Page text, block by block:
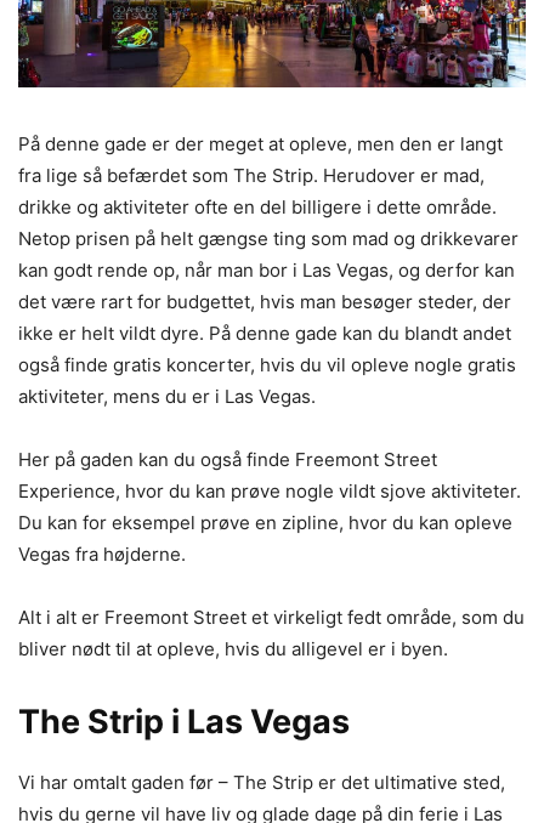
På denne gade er der meget at opleve, men den er langt
fra lige så befærdet som The Strip. Herudover er mad,
drikke og aktiviteter ofte en del billigere i dette område.
Netop prisen på helt gængse ting som mad og drikkevarer
kan godt rende op, når man bor i Las Vegas, og derfor kan
det være rart for budgettet, hvis man besøger steder, der
ikke er helt vildt dyre. På denne gade kan du blandt andet
også finde gratis koncerter, hvis du vil opleve nogle gratis
aktiviteter, mens du er i Las Vegas.
Her på gaden kan du også finde Freemont Street
Experience, hvor du kan prøve nogle vildt sjove aktiviteter.
Du kan for eksempel prøve en zipline, hvor du kan opleve
Vegas fra højderne.
Alt i alt er Freemont Street et virkeligt fedt område, som du
bliver nødt til at opleve, hvis du alligevel er i byen.
The Strip i Las Vegas
Vi har omtalt gaden før – The Strip er det ultimative sted,
hvis du gerne vil have liv og glade dage på din ferie i Las